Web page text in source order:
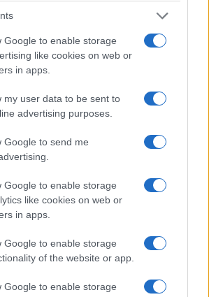
Google to enable storage
like cookies on web or
in apps.
my user data to be sent to
advertising purposes.
Google to send me
Google to enable storage
like cookies on web or
in apps.
Google to enable storage
of the website or app.
Google to enable storage
dedi, četrdesetu noć od
stijena se razdvojila, a iz nje je
i danas posjetioci Ajvaz-dedine
okusiti.
danas je mjesto susreta
iz BiH, regiona, Europe i
#PRUSAC